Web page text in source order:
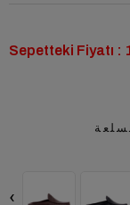
Sepetteki Fiyatı :
‹